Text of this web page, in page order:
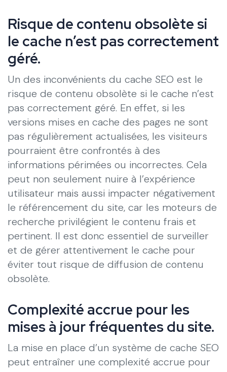
Risque de contenu obsolète si
le cache n’est pas correctement
géré.
Un des inconvénients du cache SEO est le
risque de contenu obsolète si le cache n’est
pas correctement géré. En effet, si les
versions mises en cache des pages ne sont
pas régulièrement actualisées, les visiteurs
pourraient être confrontés à des
informations périmées ou incorrectes. Cela
peut non seulement nuire à l’expérience
utilisateur mais aussi impacter négativement
le référencement du site, car les moteurs de
recherche privilégient le contenu frais et
pertinent. Il est donc essentiel de surveiller
et de gérer attentivement le cache pour
éviter tout risque de diffusion de contenu
obsolète.
Complexité accrue pour les
mises à jour fréquentes du site.
La mise en place d’un système de cache SEO
peut entraîner une complexité accrue pour